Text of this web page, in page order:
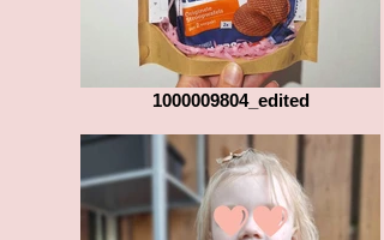
1000009804_edited